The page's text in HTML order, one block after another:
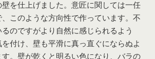
を仕上げました。意匠に関しては一任
このような方向性で作っています。不
のですがより自然に感じられるよう
付け、壁も平滑に真っ直ぐにならぬよ
。壁が乾くと明るい色になり、バラの